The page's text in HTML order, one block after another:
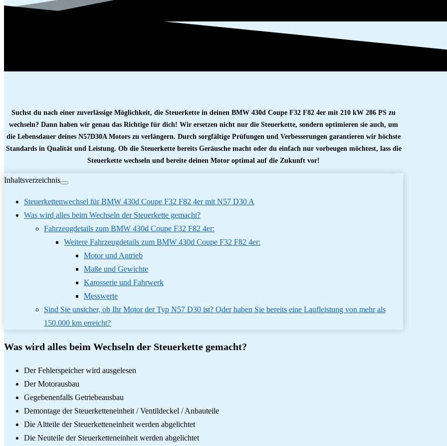
Suchst du nach einer zuverlässige Möglichkeit, die Steuerkette in deinen BMW 430d Coupe F32 F82 4er mit 210 kW 286 PS zu
wechseln? Dann haben wir genau das Richtige für dich! Wir ersetzen nicht nur die Steuerkette, sondern optimieren sie auch, um
die Lebensdauer deines N57D30A Motors zu verlängern. Durch sorgfältige Prüfungen und Verbesserungen garantieren wir höchste
Standards in Qualität und Leistung. Ob die Steuerkette bereits Geräusche macht oder du einfach nur vorbeugen möchtest, lass die
Steuerkette wechseln und bereite deinen Motor optimal auf die Zukunft vor!
Inhaltsverzeichnis
Steuerkettenwechsel für BMW 430d Coupe F32 F82 4er mit N57 D30 A
Was wird alles beim Wechseln der Steuerkette gemacht?
Fahrzeugdetails zum BMW 430d Coupe F32 F82 4er:
Weitere Fahrzeugdetails zum BMW 430d Coupe F32 F82 4er:
Motor und Antrieb
Maße und Gewichte
Karosserie und Fahrwerk
Messwerte
Sind Sie unsicher, ob Ihr Motor der Typ N57 D30 ist? Oder haben Sie bereits eine Laufleistung von mehr als
150.000 km erreicht?
Was wird alles beim Wechseln der Steuerkette gemacht?
Der Fehlerspeicher wird ausgelesen
Der Motorausbau
Gegebenenfalls Getriebeausbau
Demontage der Steuerketteneinheit / Ventildeckel / Anbauteile
Die Altteile der Steuerketteneinheit werden abgelichtet
Die Neuteile der Steuerketteneinheit werden abgelichtet